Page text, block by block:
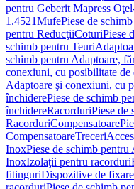
pentru Geberit Mapress
1.4521MufePiese de
pentru ReducţiiCoturiPiese
schimb pentru Teuri
schimb pentru Adaptoare,
conexiuni, cu posibilitate de
Adaptoare şi conexiuni, cu
închiderePiese de schimb
închidereRacorduriPiese de
RacorduriCompensatoare
CompensatoareTreceri
InoxPiese de schimb
InoxIzolaţii pentru racorduri
fitinguriDispozitive de